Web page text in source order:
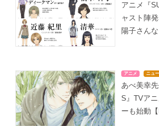
アニメ『
ャスト陣
陽子さん
アニメ ニュ
あべ美幸
S』TVア
ーも始動【